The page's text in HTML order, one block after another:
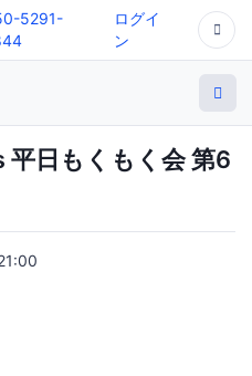
5291-
ログイ
ン
平日もくもく会 第6